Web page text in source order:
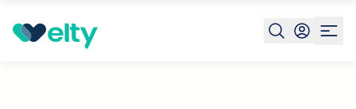
Prenota visita Cesena